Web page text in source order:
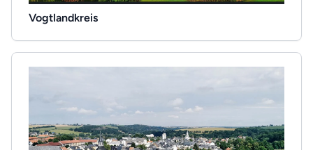
Vogtlandkreis